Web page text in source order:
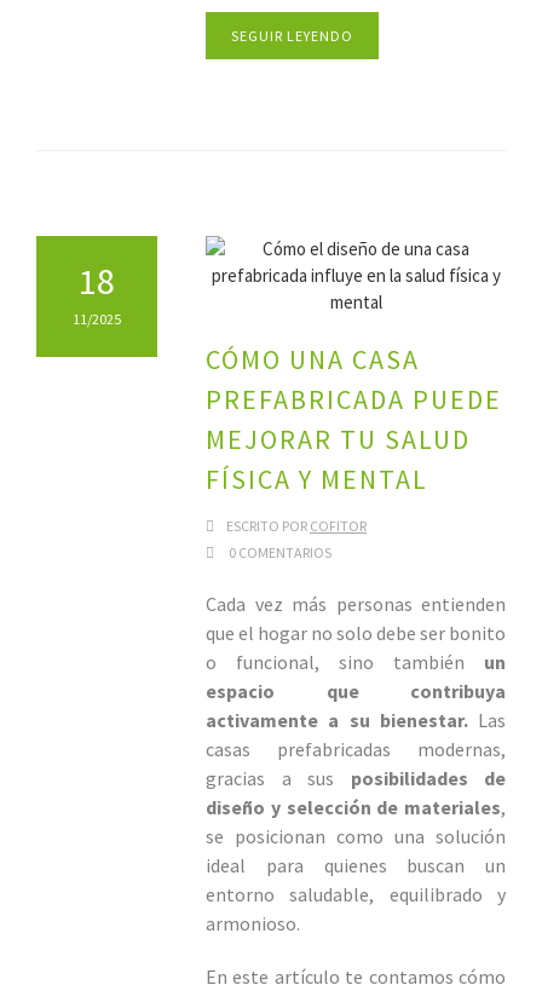
SEGUIR LEYENDO
18
11/2025
CÓMO UNA CASA
PREFABRICADA PUEDE
MEJORAR TU SALUD
FÍSICA Y MENTAL
ESCRITO POR COFITOR
0 COMENTARIOS
Cada vez más personas entienden
que el hogar no solo debe ser bonito
o funcional, sino también un
espacio que contribuya
activamente a su bienestar.Las
casas prefabricadas modernas,
gracias a sus posibilidades de
diseño y selección de materiales,
se posicionan como una solución
ideal para quienes buscan un
entorno saludable, equilibrado y
armonioso.
En este artículo te contamos cómo